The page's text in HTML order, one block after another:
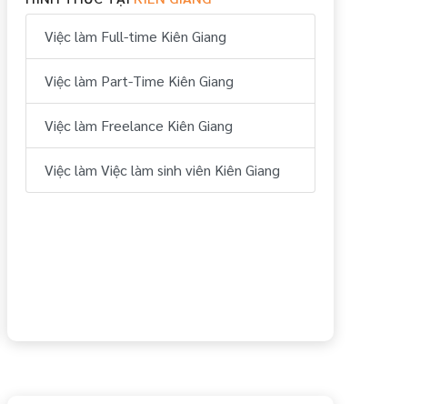
Việc làm Full-time Kiên Giang
Việc làm Part-Time Kiên Giang
Việc làm Freelance Kiên Giang
Việc làm Việc làm sinh viên Kiên Giang